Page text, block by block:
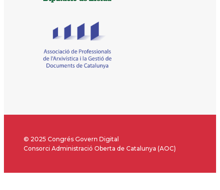
© 2025 Congrés Govern Digital
Consorci Administració Oberta de Catalunya (AOC)